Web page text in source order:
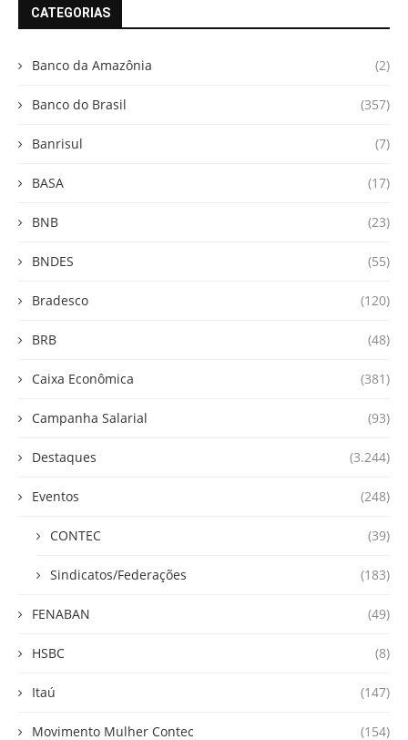
CATEGORIAS
Banco da Amazônia (2)
Banco do Brasil (357)
Banrisul (7)
BASA (17)
BNB (23)
BNDES (55)
Bradesco (120)
BRB (48)
Caixa Econômica (381)
Campanha Salarial (93)
Destaques (3.244)
Eventos (248)
CONTEC (39)
Sindicatos/Federações (183)
FENABAN (49)
HSBC (8)
Itaú (147)
Movimento Mulher Contec (154)